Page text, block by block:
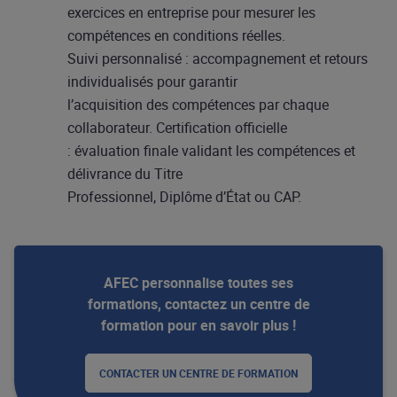
exercices en entreprise pour mesurer les
compétences en conditions réelles.
Suivi personnalisé : accompagnement et retours
individualisés pour garantir
l’acquisition des compétences par chaque
collaborateur. Certification officielle
: évaluation finale validant les compétences et
délivrance du Titre
Professionnel, Diplôme d’État ou CAP.
AFEC personnalise toutes ses
formations, contactez un centre de
formation pour en savoir plus !
CONTACTER UN CENTRE DE FORMATION